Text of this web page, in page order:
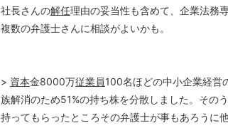
社長さんの解任理由の妥当性も含めて、企業法務
複数の弁護士さんに相談がよいかも。
> 資本金8000万従業員100名ほどの中小企業経営
族解消のため51%の持ち株を分散しました。その
持ってもらったところその弁護士が事もあろうに